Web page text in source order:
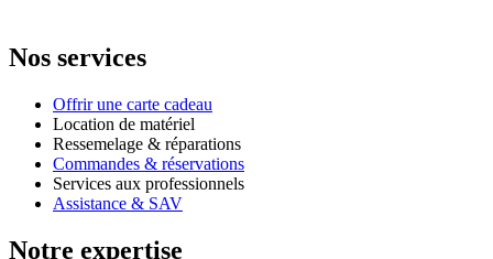
Nos services
Offrir une carte cadeau
Location de matériel
Ressemelage & réparations
Commandes & réservations
Services aux professionnels
Assistance & SAV
Notre expertise